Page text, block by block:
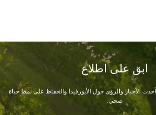
ابق على اطلاع
الأخبار والرؤى حول الأيورفيدا والحفاظ على نمط حياة
صحي.